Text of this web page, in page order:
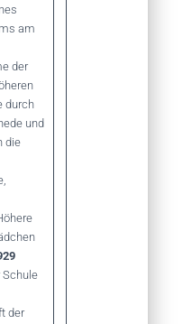
am
der
durch
und
die
Schule
der